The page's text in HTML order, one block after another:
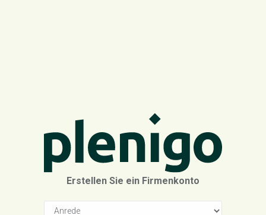
Erstellen Sie ein Firmenkonto